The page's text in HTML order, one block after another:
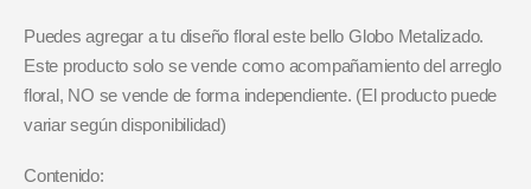
Puedes agregar a tu diseño floral este bello Globo Metalizado.
Este producto solo se vende como acompañamiento del arreglo
floral, NO se vende de forma independiente. (El producto puede
variar según disponibilidad)
Contenido: